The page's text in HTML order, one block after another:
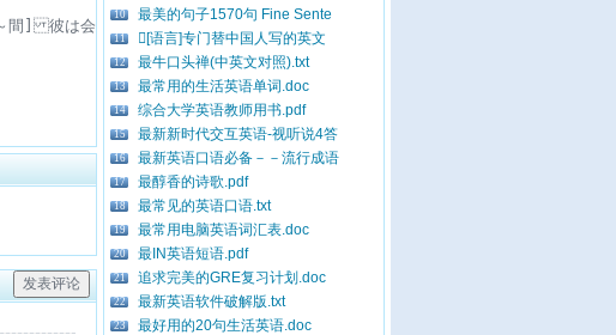
10 最美的句子1570句 Fine Sente
11 [语言]专门替中国人写的英文
12 最牛口头禅(中英文对照).txt
13 最常用的生活英语单词.doc
14 综合大学英语教师用书.pdf
15 最新新时代交互英语-视听说4答
16 最新英语口语必备－－流行成语
17 最醇香的诗歌.pdf
18 最常见的英语口语.txt
19 最常用电脑英语词汇表.doc
20 最IN英语短语.pdf
21 追求完美的GRE复习计划.doc
22 最新英语软件破解版.txt
23 最好用的20句生活英语.doc